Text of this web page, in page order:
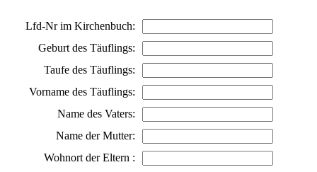
Lfd-Nr im Kirchenbuch:
Geburt des Täuflings:
Taufe des Täuflings:
Vorname des Täuflings:
Name des Vaters:
Name der Mutter:
Wohnort der Eltern :